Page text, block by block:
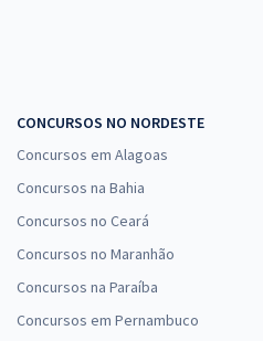
CONCURSOS NO NORDESTE
Concursos em Alagoas
Concursos na Bahia
Concursos no Ceará
Concursos no Maranhão
Concursos na Paraíba
Concursos em Pernambuco